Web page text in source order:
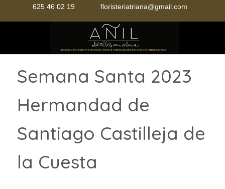
625 46 02 19 floristeriatriana@gmail.com
Semana Santa 2023
Hermandad de
Santiago Castilleja de
la Cuesta